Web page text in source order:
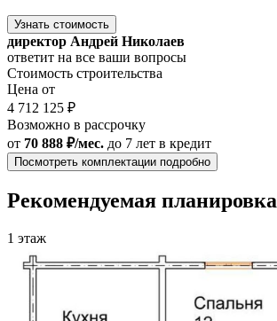
Узнать стоимость
директор Андрей Николаев
ответит на все ваши вопросы
Стоимость строительства
Цена от
4 712 125 ₽
Возможно в рассрочку
от 70 888 ₽/мес. до 7 лет в кредит
Посмотреть комплектации подробно
Рекомендуемая планировка
1 этаж